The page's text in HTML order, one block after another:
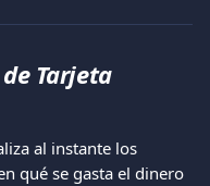
Tarjeta
al instante los
qué se gasta el dinero